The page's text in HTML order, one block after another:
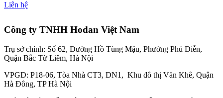
Liên hệ
Công ty TNHH Hodan Việt Nam
Trụ sở chính: Số 62, Đường Hồ Tùng Mậu, Phường Phú Diễn,
Quận Bắc Từ Liêm, Hà Nội
VPGD: P18-06, Tòa Nhà CT3, DN1, Khu đô thị Văn Khê, Quận
Hà Đông, TP Hà Nội